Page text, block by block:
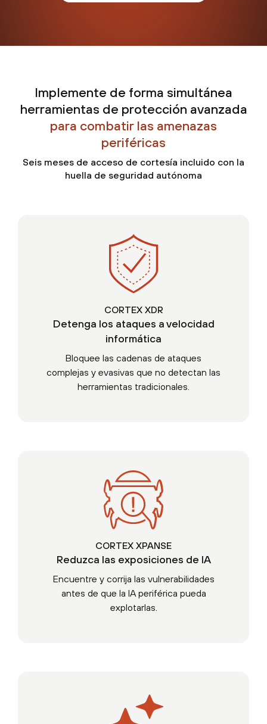
Implemente de forma simultánea
herramientas de protección avanzada
para combatir las amenazas
periféricas
Seis meses de acceso de cortesía incluido con la
huella de seguridad autónoma
CORTEX XDR
Detenga los ataques a velocidad
informática
Bloquee las cadenas de ataques
complejas y evasivas que no detectan las
herramientas tradicionales.
CORTEX XPANSE
Reduzca las exposiciones de IA
Encuentre y corrija las vulnerabilidades
antes de que la IA periférica pueda
explotarlas.